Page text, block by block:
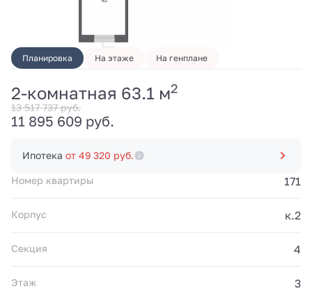
Планировка На этаже На генплане
2-комнатная 63.1 м2
13 517 737 руб.
11 895 609 руб.
Ипотека от 49 320 руб.
Номер квартиры 171
Корпус к.2
Секция 4
Этаж 3